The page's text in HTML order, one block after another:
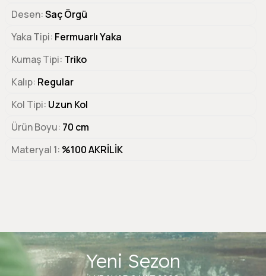
Desen Saç Örgü
Yaka Tipi Fermuarlı Yaka
Kumaş Tipi Triko
Kalıp Regular
Kol Tipi Uzun Kol
Ürün Boyu 70 cm
Materyal 1 %100 AKRİLİK
Yeni Sezon